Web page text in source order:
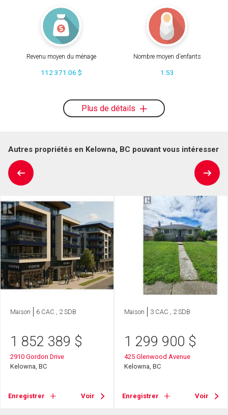
Revenu moyen du ménage
112 371.06 $
Nombre moyen d'enfants
1.53
Plus de détails
Autres propriétés en Kelowna, BC pouvant vous intéresser
Maison 6 CAC , 2 SDB
1 852 389 $
2910 Gordon Drive
Kelowna, BC
Enregistrer Voir
Maison 3 CAC , 2 SDB
1 299 900 $
425 Glenwood Avenue
Kelowna, BC
Enregistrer Voir